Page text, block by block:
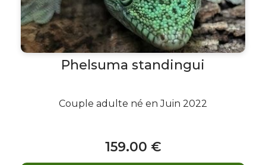
Phelsuma standingui
Couple adulte né en Juin 2022
159.00 €